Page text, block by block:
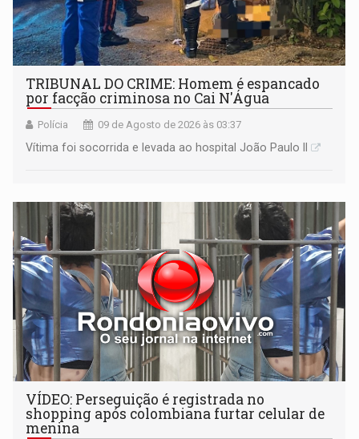
TRIBUNAL DO CRIME: Homem é espancado
por facção criminosa no Cai N'Água
Polícia 09 de Agosto de 2026 às 03:37
Vítima foi socorrida e levada ao hospital João Paulo II
VÍDEO: Perseguição é registrada no
shopping após colombiana furtar celular de
menina